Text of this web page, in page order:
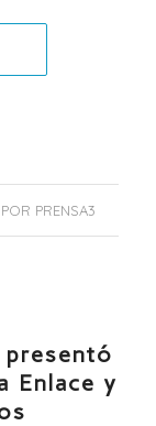
POR PRENSA3
presentó
Enlace y